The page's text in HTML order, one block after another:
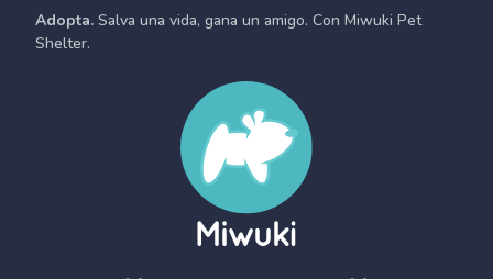
Adopta. Salva una vida, gana un amigo. Con Miwuki Pet
Shelter.